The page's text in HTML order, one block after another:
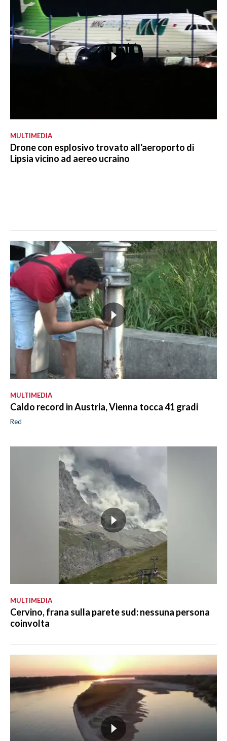
MULTIMEDIA
Drone con esplosivo trovato all'aeroporto di
Lipsia vicino ad aereo ucraino
MULTIMEDIA
Caldo record in Austria, Vienna tocca 41 gradi
Red
MULTIMEDIA
Cervino, frana sulla parete sud: nessuna persona
coinvolta